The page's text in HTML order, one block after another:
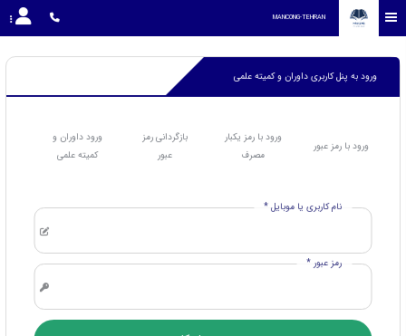
MANCONG-TEHRAN
ورود به پنل کاربری داوران و کمیته علمی
ورود با رمز عبور
ورود با رمز یکبار
مصرف
بازگردانی رمز
عبور
ورود داوران و
کمیته علمی
نام کاربری یا موبایل *
رمز عبور *